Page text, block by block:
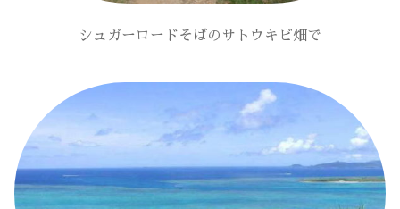
シュガーロードそばのサトウキビ畑で